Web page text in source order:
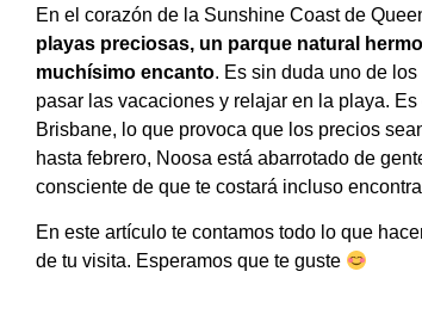
En el corazón de la Sunshine Coast de
playas preciosas, un parque natural
muchísimo encanto. Es sin duda uno de
pasar las vacaciones y relajar en la playa.
Brisbane, lo que provoca que los precios
hasta febrero, Noosa está abarrotado de
consciente de que te costará incluso
En este artículo te contamos todo lo que
de tu visita. Esperamos que te guste